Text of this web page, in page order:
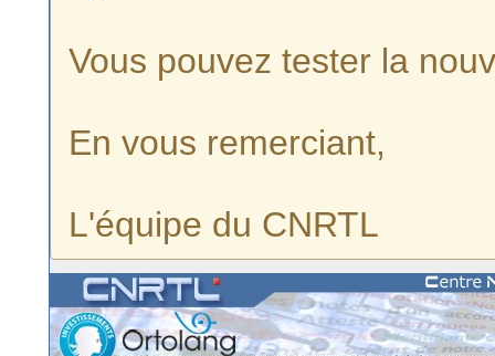
Vous pouvez tester la
En vous remerciant,
L'équipe du CNRTL